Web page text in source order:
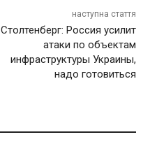
наступна стаття
Столтенберг: Россия усилит
атаки по объектам
инфраструктуры Украины,
надо готовиться